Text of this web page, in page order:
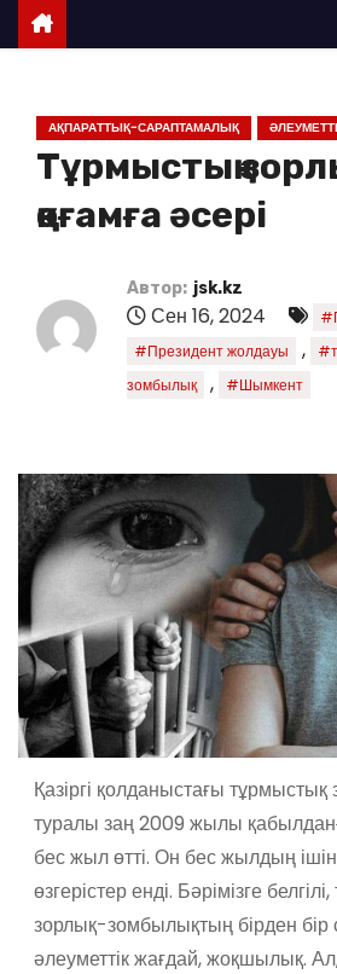
АҚПАРАТТЫҚ-САРАПТАМАЛЫҚ
Тұрмыстық
қоғамға әсері
Автор: jsk.kz
Сен 16, 2024
#Президент жолдауы ,
зомбылық
, #Шымкент
Қазіргі қолданыстағы
туралы заң 2009 жылы
бес жыл өтті. Он бес жылдың
өзгерістер енді. Бәрімізге
зорлық-зомбылықтың бірден бір
әлеуметтік жағдай, жоқшылық.